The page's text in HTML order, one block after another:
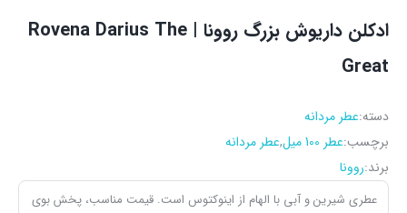
ادکلن داریوش بزرگ روونا | Rovena Darius The
Great
دسته:عطر مردانه
برچسب:عطر 100 میل ,عطر مردانه
برند:روونا
عطری شیرین و آبی با الهام از اینوکتوس است. قیمت مناسب، پخش بوی